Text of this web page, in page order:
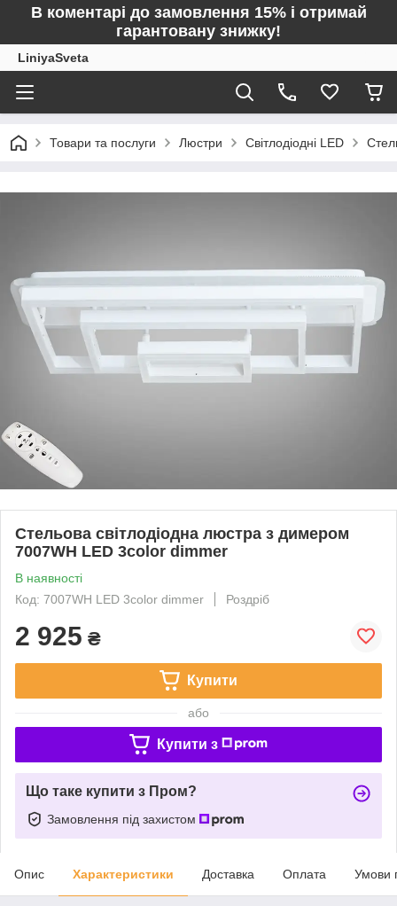
В коментарі до замовлення 15% і отримай
гарантовану знижку!
LiniyaSveta
Товари та послуги Люстри Світлодіодні LED
Стельова світлодіодна люстра з димером
7007WH LED 3color dimmer
В наявності
Код: 7007WH LED 3color dimmer
Роздріб
2 925 ₴
Купити
або
Купити з
Що таке купити з Пром?
Замовлення під захистом
Опис Характеристики Доставка Оплата Умови